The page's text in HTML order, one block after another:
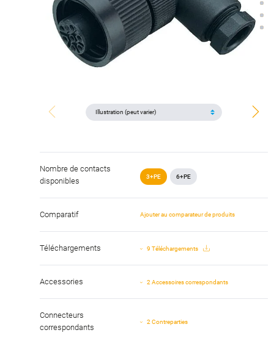
Nombre de contacts
disponibles
3+PE 6+PE
Comparatif Ajouter au comparateur de produits
Téléchargements 9 Téléchargements
Accessories 2 Accessoires correspondants
Connecteurs
correspondants
2 Contreparties